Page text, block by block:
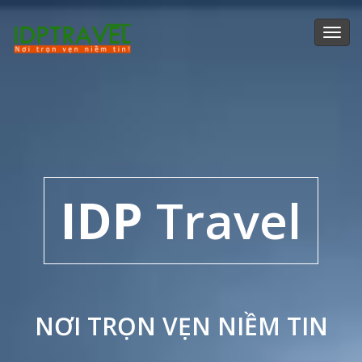
IDP Travel
NƠI TRỌN VẸN NIỀM TIN